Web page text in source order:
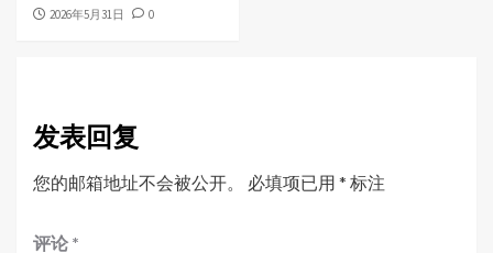
2026年5月31日 0
发表回复
您的邮箱地址不会被公开。 必填项已用 * 标注
评论 *